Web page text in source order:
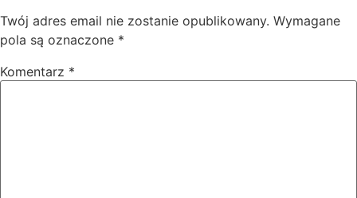
Twój adres email nie zostanie opublikowany. Wymagane
pola są oznaczone *
Komentarz *